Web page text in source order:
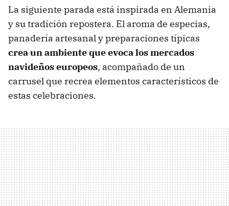
La siguiente parada está inspirada en Alemania
y su tradición repostera. El aroma de especias,
panadería artesanal y preparaciones típicas
crea un ambiente que evoca los mercados
navideños europeos, acompañado de un
carrusel que recrea elementos característicos de
estas celebraciones.